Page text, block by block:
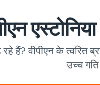
रहे हैं? वीपीएन के
उच्च